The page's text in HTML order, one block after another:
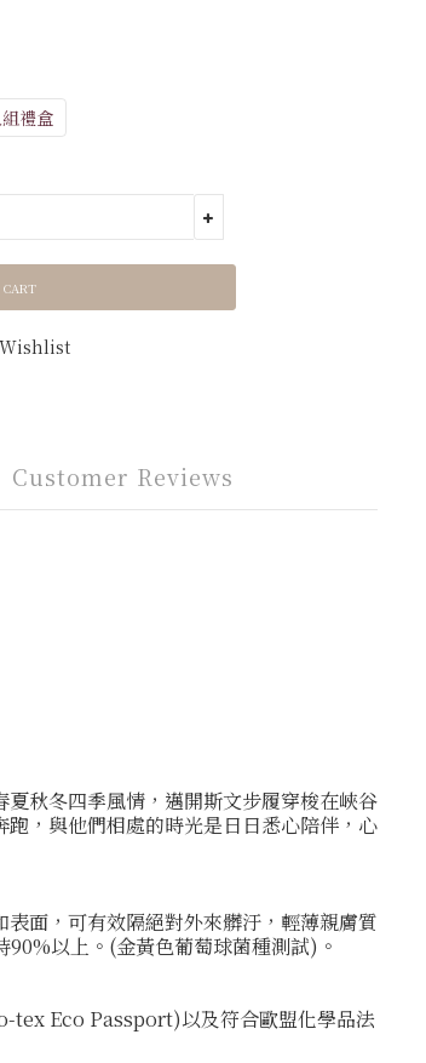
禮盒
Customer Reviews
秋冬四季風情，邁開斯文步履穿梭在峽谷
，與他們相處的時光是日日悉心陪伴，心
面，可有效隔絕對外來髒汙，輕薄親膚質
以上。(金黃色葡萄球菌種測試)。
tex Eco Passport)以及符合歐盟化學品法